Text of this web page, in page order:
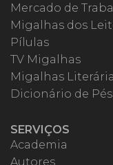
Mercado de
Migalhas dos
Pílulas
TV Migalhas
Migalhas
Dicionário de
SERVIÇOS
Academia
Autores